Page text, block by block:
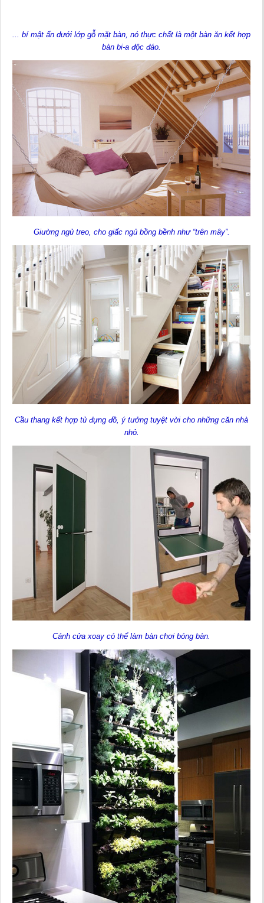
... bí mật ẩn dưới lớp gỗ mặt bàn, nó thực chất là một bàn ăn kết hợp
bàn bi-a độc đáo.
Giường ngủ treo, cho giấc ngủ bồng bềnh như “trên mây”.
Cầu thang kết hợp tủ đựng đồ, ý tưởng tuyệt vời cho những căn nhà
nhỏ.
Cánh cửa xoay có thể làm bàn chơi bóng bàn.